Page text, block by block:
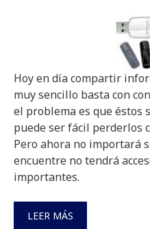
Hoy en día compartir
muy sencillo basta con
el problema es que éstos
puede ser fácil perderlos
Pero ahora no importará
encuentre no tendrá
importantes.
LEER MÁS